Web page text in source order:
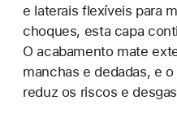
e laterais flexíveis para
choques, esta capa
O acabamento mate
manchas e dedadas, e
reduz os riscos e